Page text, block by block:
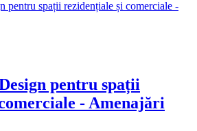
pentru spații
- Amenajări